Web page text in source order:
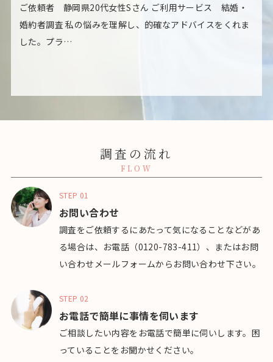
ご依頼者 静岡県20代女性Sさん ご利用サービス 結婚・
婚約者調査 私の悩みを理解し、的確なアドバイスをくれま
した。プラ…
調査の流れ
FLOW
STEP 01
お問い合わせ
調査をご依頼するにあたって気になることなどがあ
る場合は、お電話（0120-783-411）、またはお問
い合わせメールフォームからお問い合わせ下さい。
STEP 02
お電話で簡単に事情を伺います
ご相談したい内容をお電話で簡単に伺いします。困
っていることをお聞かせください。